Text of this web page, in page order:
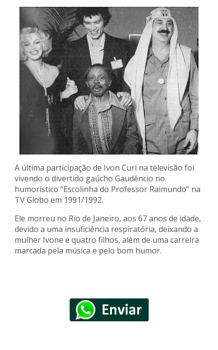
A última participação de Ivon Curi na televisão foi
vivendo o divertido gaúcho Gaudêncio no
humorístico “Escolinha do Professor Raimundo” na
TV Globo em 1991/1992.
Ele morreu no Rio de Janeiro, aos 67 anos de idade,
devido a uma insuficiência respiratória, deixando a
mulher Ivone e quatro filhos, além de uma carreira
marcada pela música e pelo bom humor.